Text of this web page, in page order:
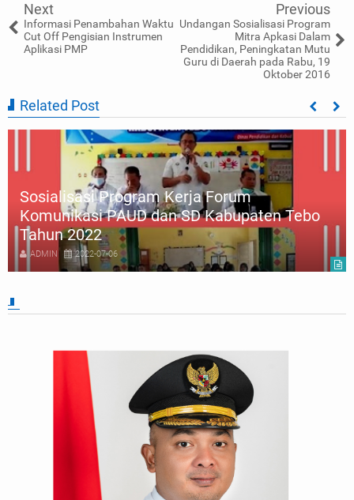
Next
Informasi Penambahan Waktu
Cut Off Pengisian Instrumen
Aplikasi PMP
Previous
Undangan Sosialisasi Program
Mitra Apkasi Dalam
Pendidikan, Peningkatan Mutu
Guru di Daerah pada Rabu, 19
Oktober 2016
Related Post
Sosialisasi Program Kerja Forum
Komunikasi PAUD dan SD Kabupaten Tebo
Tahun 2022
ADMIN 2022-07-06